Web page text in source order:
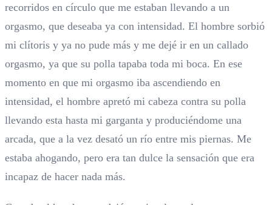
recorridos en círculo que me estaban llevando a un
orgasmo, que deseaba ya con intensidad. El hombre sorbió
mi clítoris y ya no pude más y me dejé ir en un callado
orgasmo, ya que su polla tapaba toda mi boca. En ese
momento en que mi orgasmo iba ascendiendo en
intensidad, el hombre apretó mi cabeza contra su polla
llevando esta hasta mi garganta y produciéndome una
arcada, que a la vez desató un río entre mis piernas. Me
estaba ahogando, pero era tan dulce la sensación que era
incapaz de hacer nada más.